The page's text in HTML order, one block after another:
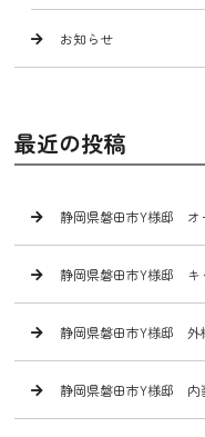
お知らせ
最近の投稿
静岡県磐田市Y様邸 オ
静岡県磐田市Y様邸 キ
静岡県磐田市Y様邸 外
静岡県磐田市Y様邸 内